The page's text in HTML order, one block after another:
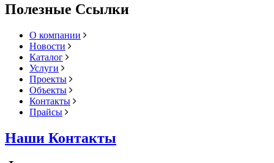
Полезные Ссылки
О компании
Новости
Каталог
Услуги
Проекты
Объекты
Контакты
Прайсы
Наши Контакты